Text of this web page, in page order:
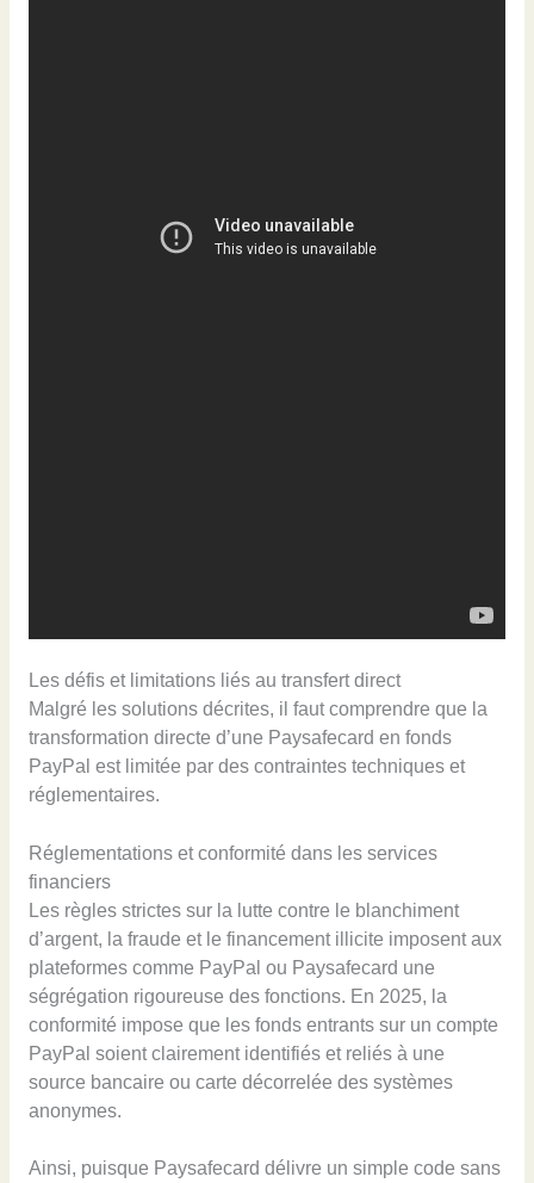
Les défis et limitations liés au transfert direct
Malgré les solutions décrites, il faut comprendre que la
transformation directe d’une Paysafecard en fonds
PayPal est limitée par des contraintes techniques et
réglementaires.
Réglementations et conformité dans les services
financiers
Les règles strictes sur la lutte contre le blanchiment
d’argent, la fraude et le financement illicite imposent aux
plateformes comme PayPal ou Paysafecard une
ségrégation rigoureuse des fonctions. En 2025, la
conformité impose que les fonds entrants sur un compte
PayPal soient clairement identifiés et reliés à une
source bancaire ou carte décorrelée des systèmes
anonymes.
Ainsi, puisque Paysafecard délivre un simple code sans